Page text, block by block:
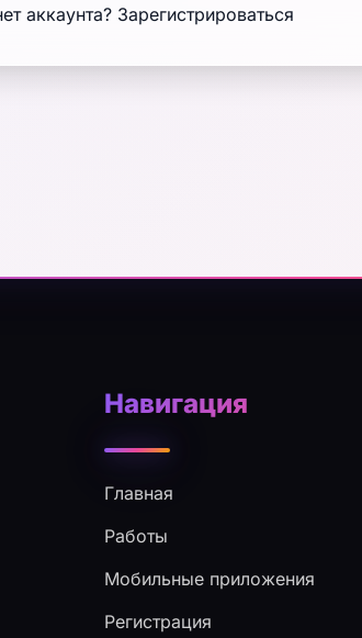
аккаунта? Зарегистрироваться
Навигация
Главная
Работы
Мобильные приложения
Регистрация